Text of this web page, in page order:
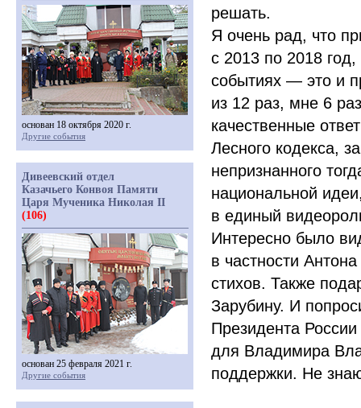
решать.
Я очень рад, что
с 2013 по 2018
событиях — это и
из 12 раз, мне 6
качественные
Лесного кодекса,
непризнанного
национальной
в единый
Интересно было
в частности
стихов. Также
Зарубину. И
Президента
для Владимира
поддержки. Не
основан 18 октября 2020 г.
Другие события
Дивеевский отдел
Казачьего Конвоя Памяти
Царя Мученика Николая II
(106)
основан 25 февраля 2021 г.
Другие события